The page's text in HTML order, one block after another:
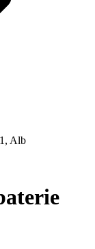
Alb